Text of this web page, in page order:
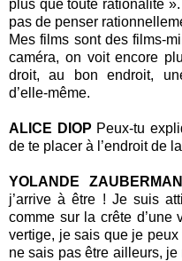
plus que toute rationalité
pas de penser
Mes films sont des films-
caméra, on voit encore
droit, au bon endroit,
d’elle-même.
ALICE DIOP Peux-tu
de te placer à l’endroit de
YOLANDE ZAUBERMAN
j’arrive à être ! Je suis
comme sur la crête
vertige, je sais que je
ne sais pas être ailleurs,